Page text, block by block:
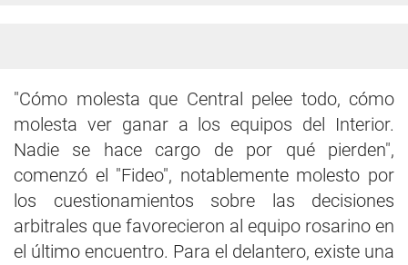
"Cómo molesta que Central pelee todo, cómo
molesta ver ganar a los equipos del Interior.
Nadie se hace cargo de por qué pierden",
comenzó el "Fideo", notablemente molesto por
los cuestionamientos sobre las decisiones
arbitrales que favorecieron al equipo rosarino en
el último encuentro. Para el delantero, existe una